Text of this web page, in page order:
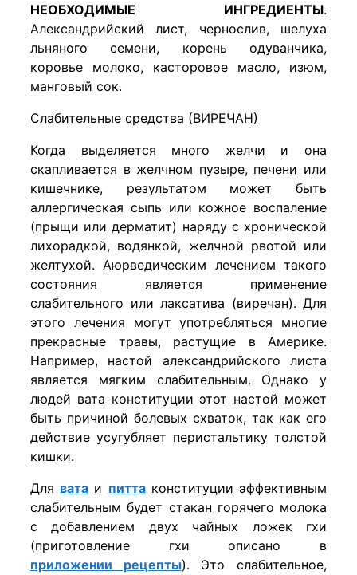
НЕОБХОДИМЫЕ ИНГРЕДИЕНТЫ.
Александрийский лист, чернослив, шелуха
льняного семени, корень одуванчика,
коровье молоко, касторовое масло, изюм,
манговый сок.
Слабительные средства (ВИРЕЧАН)
Когда выделяется много желчи и она
скапливается в желчном пузыре, печени или
кишечнике, результатом может быть
аллергическая сыпь или кожное воспаление
(прыщи или дерматит) наряду с хронической
лихорадкой, водянкой, желчной рвотой или
желтухой. Аюрведическим лечением такого
состояния является применение
слабительного или лаксатива (виречан). Для
этого лечения могут употребляться многие
прекрасные травы, растущие в Америке.
Например, настой александрийского листа
является мягким слабительным. Однако у
людей вата конституции этот настой может
быть причиной болевых схваток, так как его
действие усугубляет перистальтику толстой
кишки.
Для вата и питтаконституции эффективным
слабительным будет стакан горячего молока
с добавлением двух чайных ложек гхи
(приготовление гхи описано в
приложении рецепты). Это слабительное,